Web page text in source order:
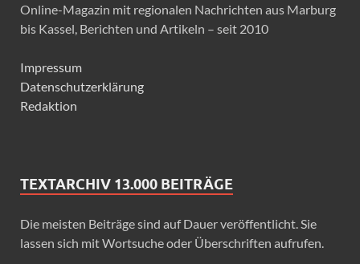
Online-Magazin mit regionalen Nachrichten aus Marburg
bis Kassel, Berichten und Artikeln – seit 2010
Impressum
Datenschutzerklärung
Redaktion
TEXTARCHIV 13.000 BEITRÄGE
Die meisten Beiträge sind auf Dauer veröffentlicht. Sie
lassen sich mit Wortsuche oder Überschriften aufrufen.